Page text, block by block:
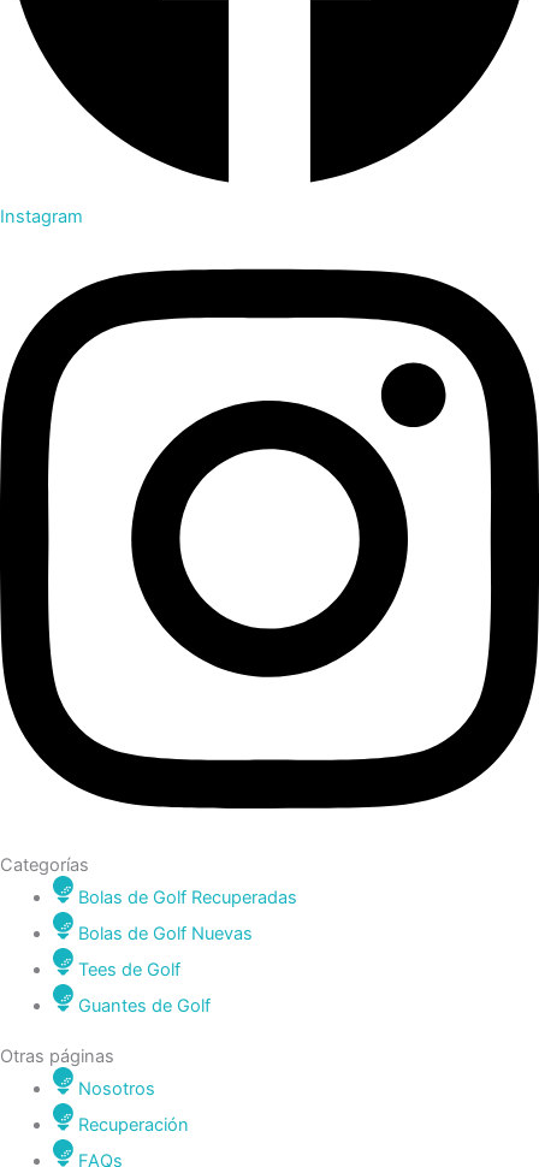
Instagram
Categorías
Bolas de Golf Recuperadas
Bolas de Golf Nuevas
Tees de Golf
Guantes de Golf
Otras páginas
Nosotros
Recuperación
FAQs